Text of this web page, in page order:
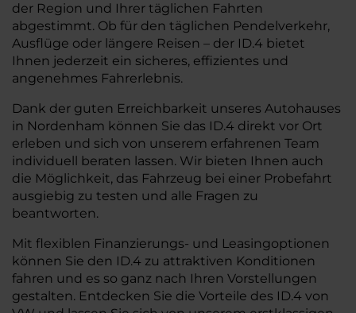
der Region und Ihrer täglichen Fahrten
abgestimmt. Ob für den täglichen Pendelverkehr,
Ausflüge oder längere Reisen – der ID.4 bietet
Ihnen jederzeit ein sicheres, effizientes und
angenehmes Fahrerlebnis.
Dank der guten Erreichbarkeit unseres Autohauses
in Nordenham können Sie das ID.4 direkt vor Ort
erleben und sich von unserem erfahrenen Team
individuell beraten lassen. Wir bieten Ihnen auch
die Möglichkeit, das Fahrzeug bei einer Probefahrt
ausgiebig zu testen und alle Fragen zu
beantworten.
Mit flexiblen Finanzierungs- und Leasingoptionen
können Sie den ID.4 zu attraktiven Konditionen
fahren und es so ganz nach Ihren Vorstellungen
gestalten. Entdecken Sie die Vorteile des ID.4 von